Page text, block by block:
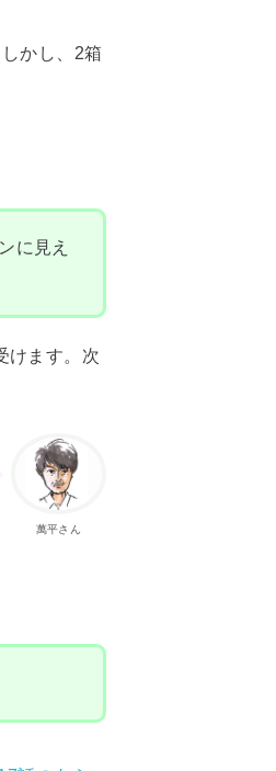
かし、2箱
に見え
けます。次
萬平さん